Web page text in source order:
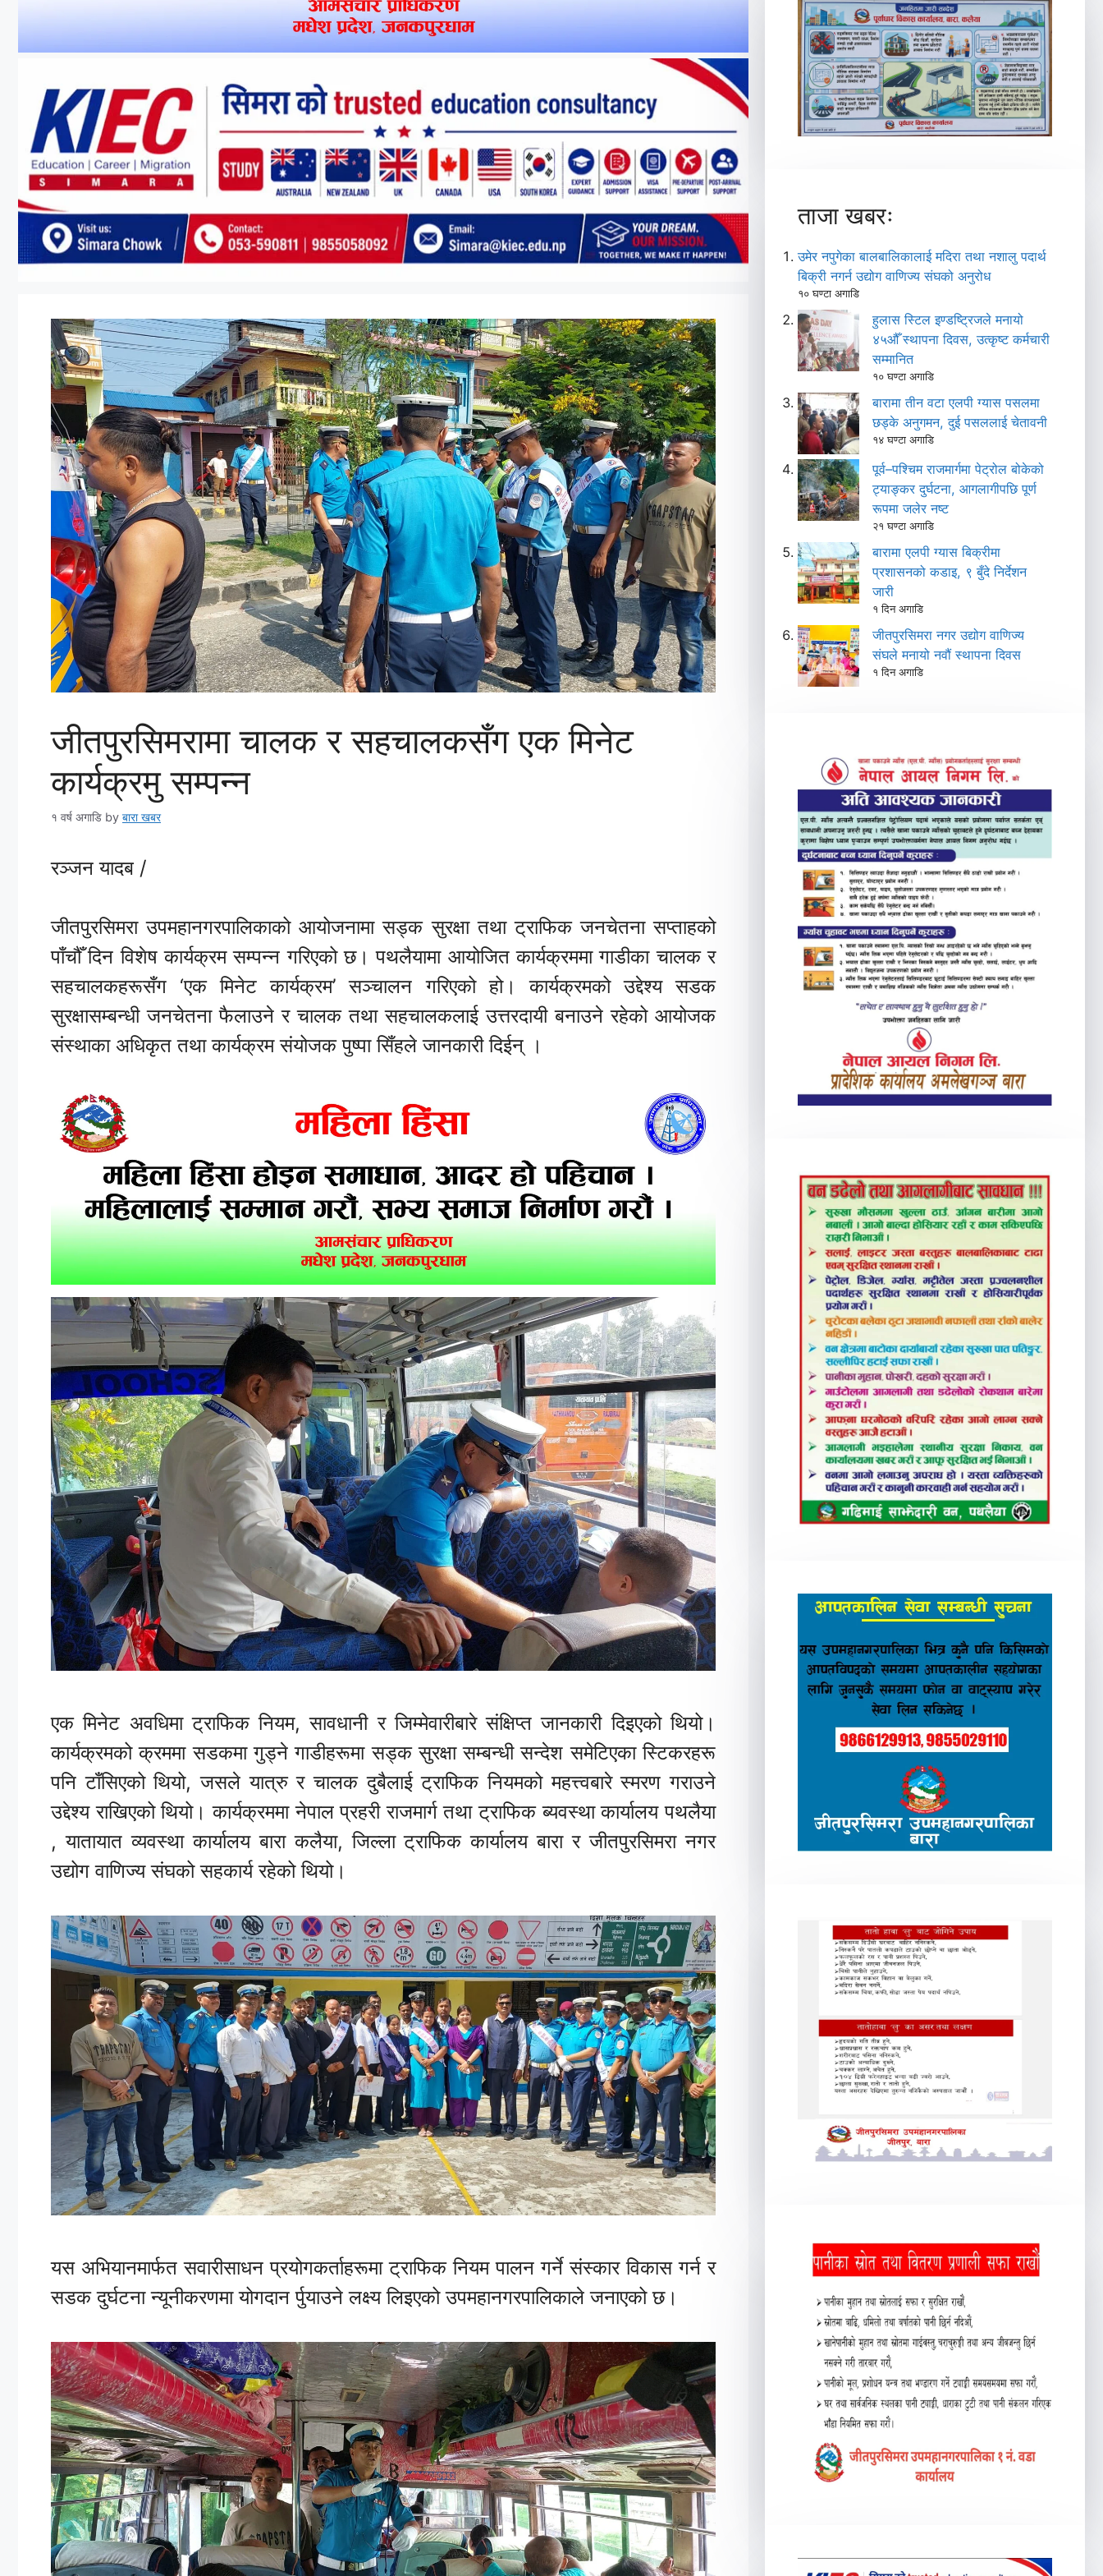
जीतपुरसिमरामा चालक र सहचालकसँग एक मिनेट
कार्यक्रमु सम्पन्न
१ वर्ष अगाडि by बारा खबर
रञ्जन यादब /
जीतपुरसिमरा उपमहानगरपालिकाको आयोजनामा सड्क सुरक्षा तथा ट्राफिक जनचेतना सप्ताहको
पाँचौँ दिन विशेष कार्यक्रम सम्पन्न गरिएको छ। पथलैयामा आयोजित कार्यक्रममा गाडीका चालक र
सहचालकहरूसँग ‘एक मिनेट कार्यक्रम’ सञ्चालन गरिएको हो। कार्यक्रमको उद्देश्य सडक
सुरक्षासम्बन्धी जनचेतना फैलाउने र चालक तथा सहचालकलाई उत्तरदायी बनाउने रहेको आयोजक
संस्थाका अधिकृत तथा कार्यक्रम संयोजक पुष्पा सिँहले जानकारी दिईन् ।
एक मिनेट अवधिमा ट्राफिक नियम, सावधानी र जिम्मेवारीबारे संक्षिप्त जानकारी दिइएको थियो।
कार्यक्रमको क्रममा सडकमा गुड्ने गाडीहरूमा सड्क सुरक्षा सम्बन्धी सन्देश समेटिएका स्टिकरहरू
पनि टाँसिएको थियो, जसले यात्रु र चालक दुबैलाई ट्राफिक नियमको महत्त्वबारे स्मरण गराउने
उद्देश्य राखिएको थियो। कार्यक्रममा नेपाल प्रहरी राजमार्ग तथा ट्राफिक ब्यवस्था कार्यालय पथलैया
, यातायात व्यवस्था कार्यालय बारा कलैया, जिल्ला ट्राफिक कार्यालय बारा र जीतपुरसिमरा नगर
उद्योग वाणिज्य संघको सहकार्य रहेको थियो।
यस अभियानमार्फत सवारीसाधन प्रयोगकर्ताहरूमा ट्राफिक नियम पालन गर्ने संस्कार विकास गर्न र
सडक दुर्घटना न्यूनीकरणमा योगदान र्पुयाउने लक्ष्य लिइएको उपमहानगरपालिकाले जनाएको छ।
ताजा खबरः
उमेर नपुगेका बालबालिकालाई मदिरा तथा नशालु पदार्थ
बिक्री नगर्न उद्योग वाणिज्य संघको अनुरोध
१० घण्टा अगाडि
हुलास स्टिल इण्डष्ट्रिजले मनायो
४५औँ स्थापना दिवस, उत्कृष्ट कर्मचारी
सम्मानित
१० घण्टा अगाडि
बारामा तीन वटा एलपी ग्यास पसलमा
छड्के अनुगमन, दुई पसललाई चेतावनी
१४ घण्टा अगाडि
पूर्व–पश्चिम राजमार्गमा पेट्रोल बोकेको
ट्याङ्कर दुर्घटना, आगलागीपछि पूर्ण
रूपमा जलेर नष्ट
२१ घण्टा अगाडि
बारामा एलपी ग्यास बिक्रीमा
प्रशासनको कडाइ, ९ बुँदे निर्देशन
जारी
१ दिन अगाडि
जीतपुरसिमरा नगर उद्योग वाणिज्य
संघले मनायो नवौं स्थापना दिवस
१ दिन अगाडि